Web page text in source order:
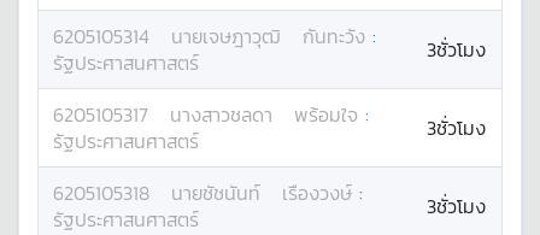
6205105314 นายเจษฎาวุฒิ กันทะวัง :
รัฐประศาสนศาสตร์
3ชั่วโมง
6205105317 นางสาวชลดา พร้อมใจ :
รัฐประศาสนศาสตร์
3ชั่วโมง
6205105318 นายชัชนันท์ เรืองวงษ์ :
รัฐประศาสนศาสตร์
3ชั่วโมง